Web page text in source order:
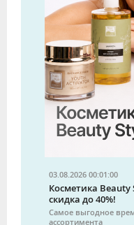
03.08.2026 00:01:00
Косметика
скидка до 40%!
Самое выгодное
ассортимента